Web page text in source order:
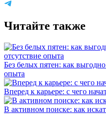
Читайте также
Без белых пятен: как
опыта
Вперед к карьере: с чего
В активном поиске: как